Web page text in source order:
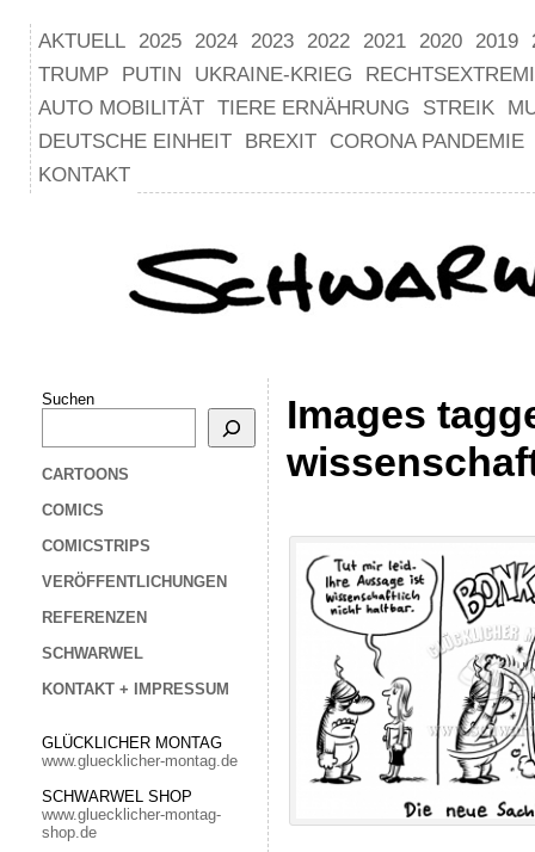
AKTUELL 2025 2024 2023 2022 2021 2020 2019
TRUMP
PUTIN UKRAINE-KRIEG
AUTO MOBILITÄT TIERE ERNÄHRUNG STREIK
DEUTSCHE EINHEIT
BREXIT
CORONA PANDEMIE
KONTAKT
Suchen
CARTOONS
COMICS
COMICSTRIPS
VERÖFFENTLICHUNGEN
REFERENZEN
SCHWARWEL
KONTAKT + IMPRESSUM
GLÜCKLICHER MONTAG
www.gluecklicher-montag.de
SCHWARWEL SHOP
www.gluecklicher-montag-
shop.de
Images